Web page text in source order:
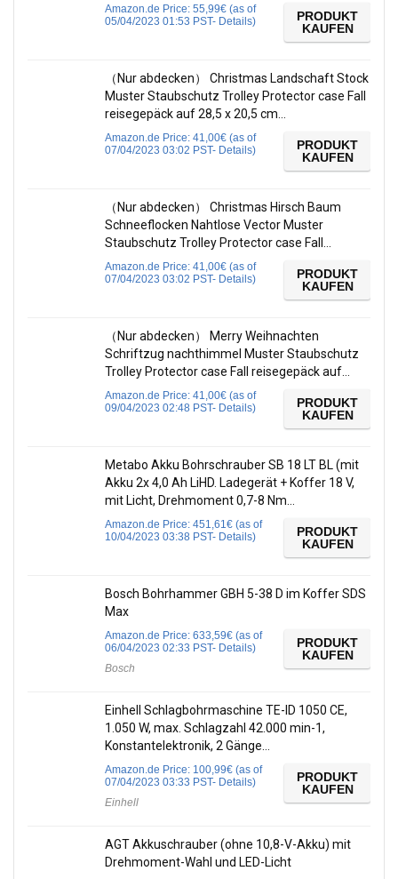
Amazon.de Price: 55,99€ (as of
05/04/2023 01:53 PST- Details)
PRODUKT
KAUFEN
（Nur abdecken） Christmas Landschaft Stock
Muster Staubschutz Trolley Protector case Fall
reisegepäck auf 28,5 x 20,5 cm…
Amazon.de Price: 41,00€ (as of
07/04/2023 03:02 PST- Details)
PRODUKT
KAUFEN
（Nur abdecken） Christmas Hirsch Baum
Schneeflocken Nahtlose Vector Muster
Staubschutz Trolley Protector case Fall…
Amazon.de Price: 41,00€ (as of
07/04/2023 03:02 PST- Details)
PRODUKT
KAUFEN
（Nur abdecken） Merry Weihnachten
Schriftzug nachthimmel Muster Staubschutz
Trolley Protector case Fall reisegepäck auf…
Amazon.de Price: 41,00€ (as of
09/04/2023 02:48 PST- Details)
PRODUKT
KAUFEN
Metabo Akku Bohrschrauber SB 18 LT BL (mit
Akku 2x 4,0 Ah LiHD. Ladegerät + Koffer 18 V,
mit Licht, Drehmoment 0,7-8 Nm…
Amazon.de Price: 451,61€ (as of
10/04/2023 03:38 PST- Details)
PRODUKT
KAUFEN
Bosch Bohrhammer GBH 5-38 D im Koffer SDS
Max
Amazon.de Price: 633,59€ (as of
06/04/2023 02:33 PST- Details)
Bosch
PRODUKT
KAUFEN
Einhell Schlagbohrmaschine TE-ID 1050 CE,
1.050 W, max. Schlagzahl 42.000 min-1,
Konstantelektronik, 2 Gänge…
Amazon.de Price: 100,99€ (as of
07/04/2023 03:33 PST- Details)
Einhell
PRODUKT
KAUFEN
AGT Akkuschrauber (ohne 10,8-V-Akku) mit
Drehmoment-Wahl und LED-Licht